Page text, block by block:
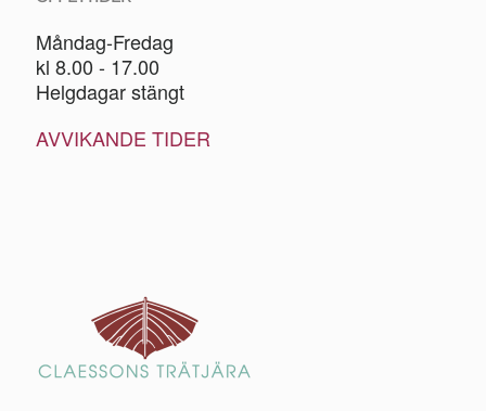
Måndag-Fredag
kl 8.00 - 17.00
Helgdagar stängt
AVVIKANDE TIDER